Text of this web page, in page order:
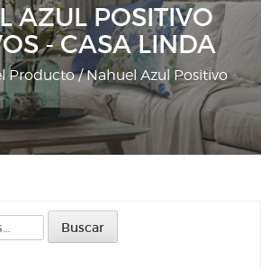
AZUL POSITIVO
- CASA LINDA
Producto / Nahuel Azul Positivo
Buscar